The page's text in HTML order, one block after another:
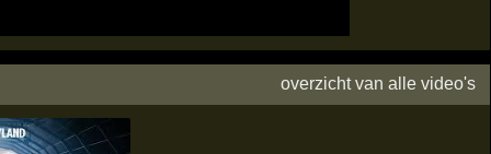
overzicht van alle video's